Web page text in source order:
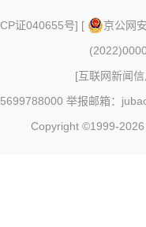
证040655号] [
京公网
[互联网新闻
举报邮箱：
Copyright ©1999-